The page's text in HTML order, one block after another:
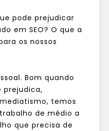
pode prejudicar
em SEO? O que a
os nossos
Bom quando
prejudica,
temos
de médio a
que precisa de